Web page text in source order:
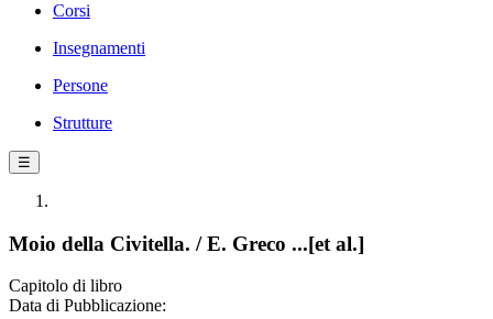
Corsi
Insegnamenti
Persone
Strutture
☰
Moio della Civitella. / E. Greco ...[et al.]
Capitolo di libro
Data di Pubblicazione: